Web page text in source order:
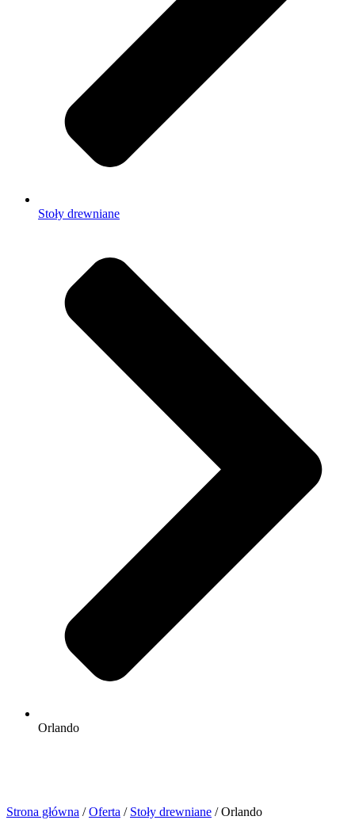
Stoły drewniane
Orlando
Strona główna /Oferta / Stoły drewniane / Orlando